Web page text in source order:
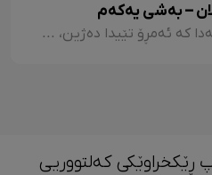
– بەشی یەکەم
لەو کۆمەڵگەیەدا کە ئەمڕۆ تێیدا دەژین، هەرچەندە دەبینین ئەدەبی کوردی لە گەشەکردندایە، بەتایبەتی ئەدەبی منداڵان، بەڵام زۆربەی چیرۆکەکانی منداڵان لایەنی لاوازی زۆریان هەیە کە کاریگەرییان لەسەر دەروونی منداڵان هەیە و دەبنە کێشە.
ڕێکخراوێکی کەلتووریی